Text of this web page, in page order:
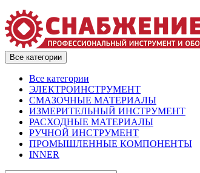
Все категории
Все категории
ЭЛЕКТРОИНСТРУМЕНТ
СМАЗОЧНЫЕ МАТЕРИАЛЫ
ИЗМЕРИТЕЛЬНЫЙ ИНСТРУМЕНТ
РАСХОДНЫЕ МАТЕРИАЛЫ
РУЧНОЙ ИНСТРУМЕНТ
ПРОМЫШЛЕННЫЕ КОМПОНЕНТЫ
INNER